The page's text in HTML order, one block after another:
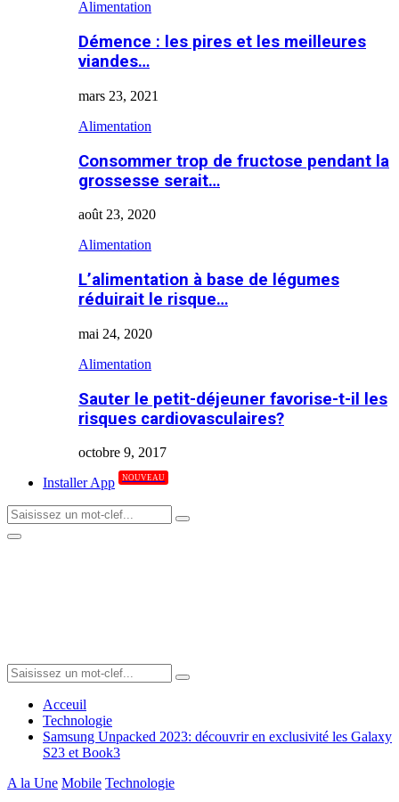
Alimentation
Démence : les pires et les meilleures
viandes…
mars 23, 2021
Alimentation
Consommer trop de fructose pendant la
grossesse serait…
août 23, 2020
Alimentation
L’alimentation à base de légumes
réduirait le risque…
mai 24, 2020
Alimentation
Sauter le petit-déjeuner favorise-t-il les
risques cardiovasculaires?
octobre 9, 2017
Installer App
NOUVEAU
Search
for:
Search
Primary
Search
for:
Search
Acceuil
Technologie
Samsung Unpacked 2023: découvrir en exclusivité les Galaxy
S23 et Book3
A la Une Mobile Technologie